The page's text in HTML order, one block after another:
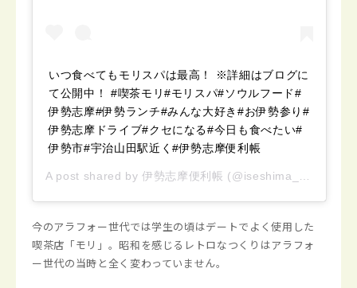
いつ食べてもモリスパは最高！ ※詳細はブログに
て公開中！ #喫茶モリ#モリスパ#ソウルフード#
伊勢志摩#伊勢ランチ#みんな大好き#お伊勢参り#
伊勢志摩ドライブ#クセになる#今日も食べたい#
伊勢市#宇治山田駅近く#伊勢志摩便利帳
A post shared by伊勢志摩便利帳 (@iseshima_convenientbook) on
今のアラフォー世代では学生の頃はデートでよく使用した
喫茶店「モリ」。昭和を感じるレトロなつくりはアラフォ
ー世代の当時と全く変わっていません。